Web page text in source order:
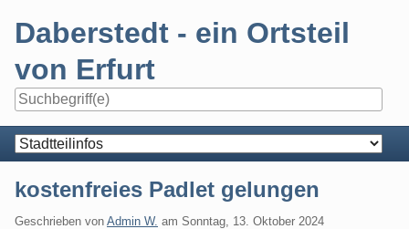
Daberstedt - ein Ortsteil
von Erfurt
Navigation
kostenfreies Padlet gelungen
Geschrieben von Admin W. am Sonntag, 13. Oktober 2024